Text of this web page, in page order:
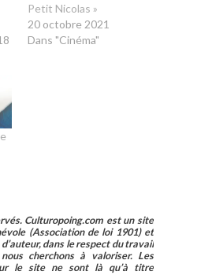
Petit Nicolas »
20 octobre 2021
Dans "Cinéma"
Culturopoing.com est un site
(Association de loi 1901) et
dans le respect du travail
cherchons à valoriser. Les
le site ne sont là qu’à titre